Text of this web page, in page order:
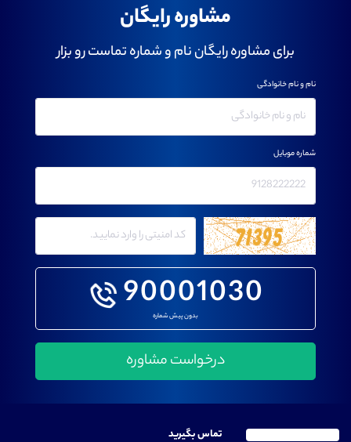
مشاوره رایگان
برای مشاوره رایگان نام و شماره تماست رو بزار
90001030
بدون پیش شماره
نام و نام خانوادگی
شماره موبایل
تماس بگیرید